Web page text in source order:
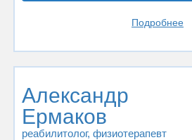
Подробнее
Александр
Ермаков
реабилитолог, физиотерапевт